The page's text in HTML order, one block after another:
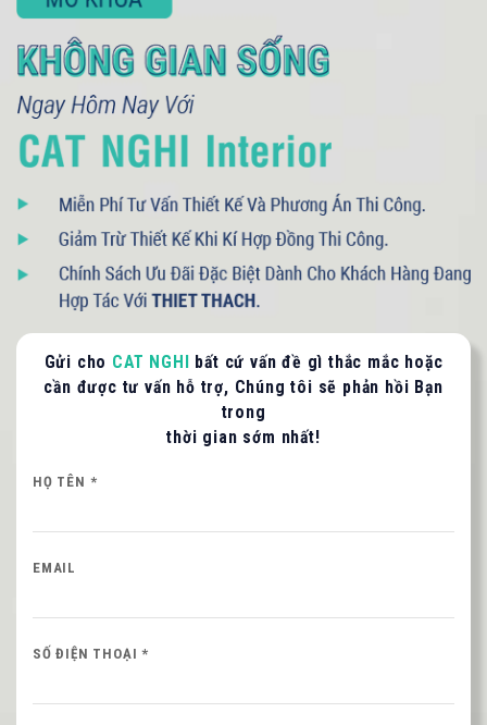
Gửi cho CAT NGHI bất cứ vấn đề gì thắc mắc hoặc
cần được tư vấn hỗ trợ, Chúng tôi sẽ phản hồi Bạn
trong
thời gian sớm nhất!
HỌ TÊN *
EMAIL
SỐ ĐIỆN THOẠI *
093 71379 13
LIÊN HỆ TƯ VẤN / BÁO GIÁ
Quý khách vui lòng cung cấp thông tin để CAT